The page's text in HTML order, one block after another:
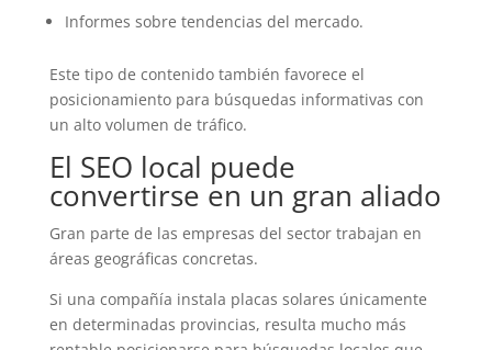
Informes sobre tendencias del mercado.
Este tipo de contenido también favorece el
posicionamiento para búsquedas informativas con
un alto volumen de tráfico.
El SEO local puede
convertirse en un gran aliado
Gran parte de las empresas del sector trabajan en
áreas geográficas concretas.
Si una compañía instala placas solares únicamente
en determinadas provincias, resulta mucho más